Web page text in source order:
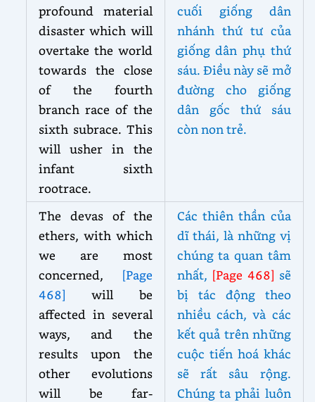
profound material
disaster which will
overtake the world
towards the close
of the fourth
branch race of the
sixth subrace. This
will usher in the
infant sixth
rootrace.
cuối giống dân
nhánh thứ tư của
giống dân phụ thứ
sáu. Điều này sẽ mở
đường cho giống
dân gốc thứ sáu
còn non trẻ.
The devas of the
ethers, with which
we are most
concerned,
[Page
468] will be
affected in several
ways, and the
results upon the
other evolutions
will be far-
Các thiên thần của
dĩ thái, là những vị
chúng ta quan tâm
nhất, [Page 468] sẽ
bị tác động theo
nhiều cách, và các
kết quả trên những
cuộc tiến hoá khác
sẽ rất sâu rộng.
Chúng ta phải luôn